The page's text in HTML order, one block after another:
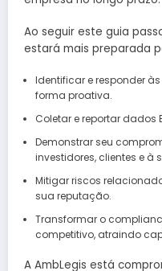
Ao seguir este guia
estará mais preparada
Identificar e responder
forma proativa.
Coletar e reportar dados
Demonstrar seu
investidores, clientes e à
Mitigar riscos
sua reputação.
Transformar o
competitivo, atraindo
A AmbLegis está